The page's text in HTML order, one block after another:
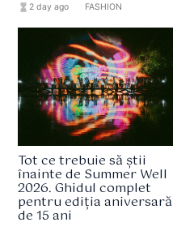
hourglass_full 2 day ago FASHION
Tot ce trebuie să știi
înainte de Summer Well
2026. Ghidul complet
pentru ediția aniversară
de 15 ani